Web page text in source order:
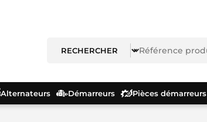
Alternateurs Démarreurs Pièces démarreurs